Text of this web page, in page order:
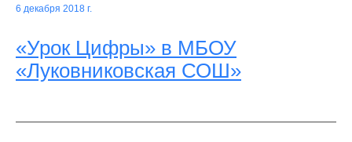
6 декабря 2018 г.
«Урок Цифры» в МБОУ
«Луковниковская СОШ»